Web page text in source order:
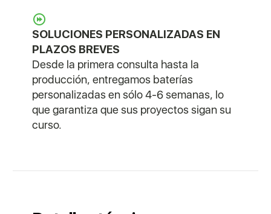
SOLUCIONES PERSONALIZADAS EN
PLAZOS BREVES
Desde la primera consulta hasta la
producción, entregamos baterías
personalizadas en sólo 4-6 semanas, lo
que garantiza que sus proyectos sigan su
curso.